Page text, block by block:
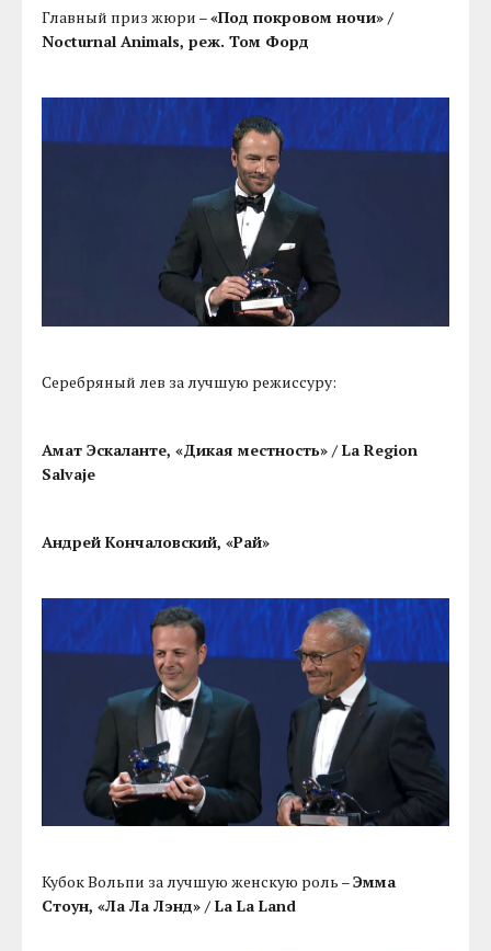
Главный приз жюри –«Под покровом ночи» /
Nocturnal Animals, реж. Том Форд
Серебряный лев за лучшую режиссуру:
Амат Эскаланте, «Дикая местность» / La Region
Salvaje
Андрей Кончаловский, «Рай»
Кубок Вольпи за лучшую женскую роль –Эмма
Стоун, «Ла Ла Лэнд» / La La Land